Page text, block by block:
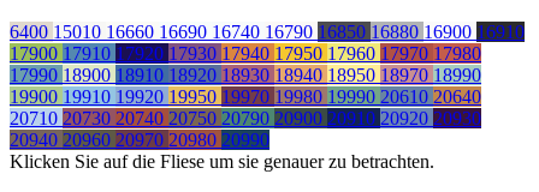
6400 15010 16660 16690 16740 16790 16850 16880 16900 16910
17900 17910 17920 17930 17940 17950 17960 17970 17980
17990 18900 18910 18920 18930 18940 18950 18970 18990
19900 19910 19920 19950 19970 19980 19990 20610 20640
20710 20730 20740 20750 20790 20900 20910 20920 20930
20940 20960 20970 20980 20990
Klicken Sie auf die Fliese um sie genauer zu betrachten.